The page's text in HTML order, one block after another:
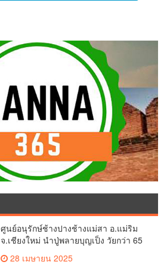
ศูนย์อนุรักษ์ช้างปางช้างแม่สา อ.แม่ริม
จ.เชียงใหม่ นำปู่พลายบุญเป็ง วัยกว่า 65
ปี เข้าสู่บ้านพักช้างชรา เพื่อพักผ่อนเต็มที่
28 เมษายน 2025